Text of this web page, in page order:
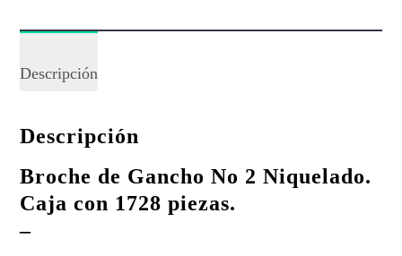
Descripción
Descripción
Broche de Gancho No 2 Niquelado.
Caja con 1728 piezas.
–